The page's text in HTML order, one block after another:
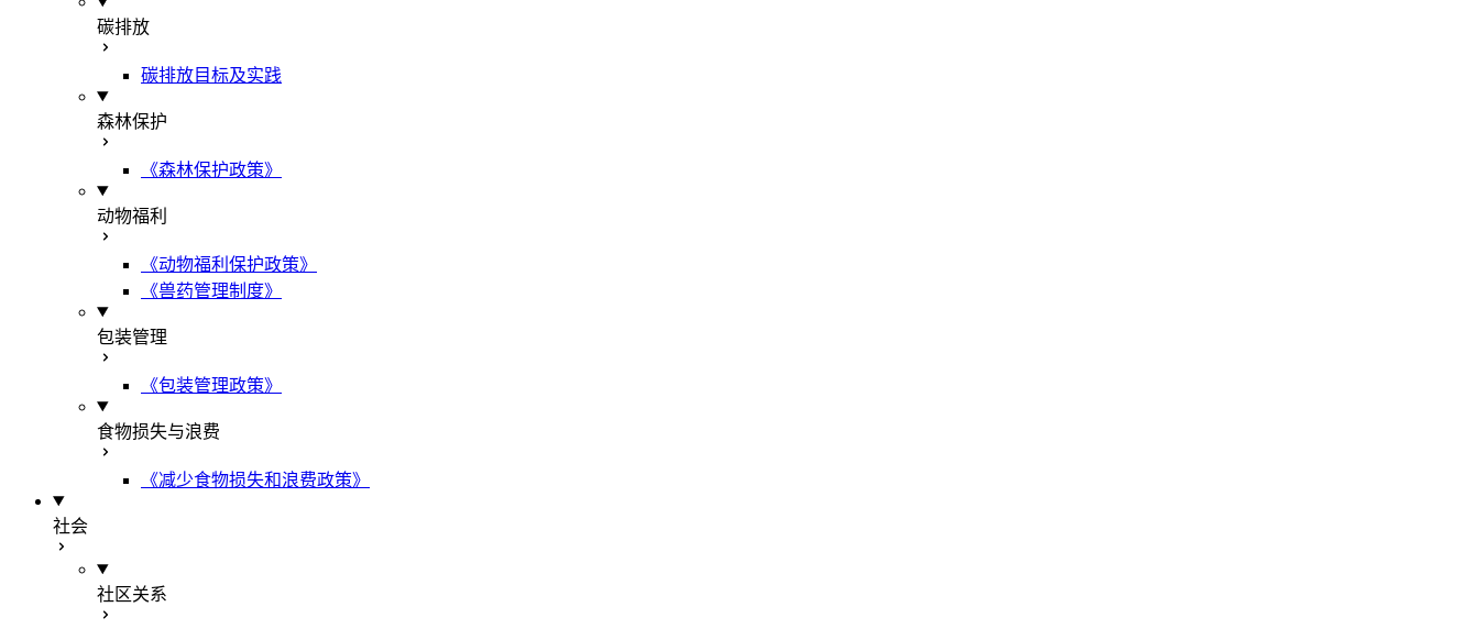
碳排放
碳排放目标及实践
森林保护
《森林保护政策》
动物福利
《动物福利保护政策》
《兽药管理制度》
包装管理
《包装管理政策》
食物损失与浪费
《减少食物损失和浪费政策》
社会
社区关系